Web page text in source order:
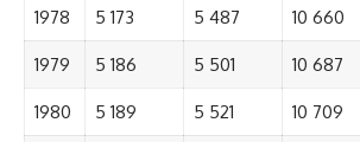
1978 5 173 5 487 10 660
1979 5 186 5 501 10 687
1980 5 189 5 521 10 709